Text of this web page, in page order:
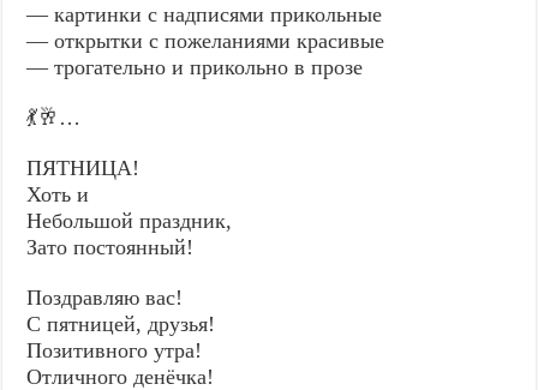
— картинки с надписями прикольные
— открытки с пожеланиями красивые
— трогательно и прикольно в прозе
💃🥂…
ПЯТНИЦА!
Хоть и
Небольшой праздник,
Зато постоянный!
Поздравляю вас!
С пятницей, друзья!
Позитивного утра!
Отличного денёчка!